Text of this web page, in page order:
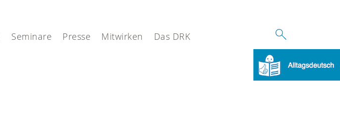
Seminare Presse Mitwirken Das DRK